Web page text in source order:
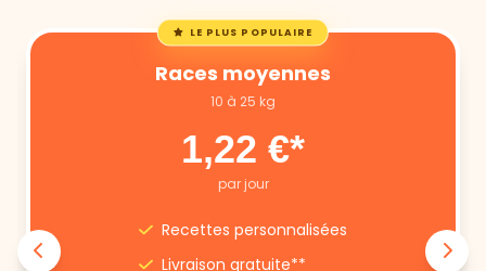
LE PLUS POPULAIRE
Races moyennes
10 à 25 kg
1,22 €*
par jour
Recettes personnalisées
Livraison gratuite**